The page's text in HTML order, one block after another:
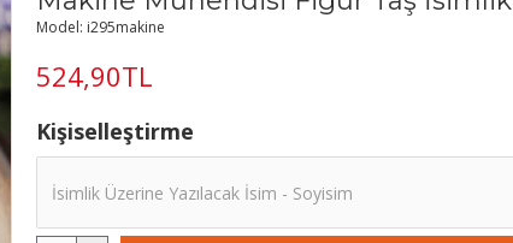
524,90TL
Model: i295makine
Kişiselleştirme